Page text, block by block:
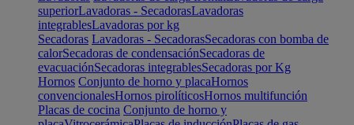
superiorLavadoras - SecadorasLavadoras
integrablesLavadoras por kg
Secadoras Lavadoras - SecadorasSecadoras con bomba de
calorSecadoras de condensaciónSecadoras de
evacuaciónSecadoras integrablesSecadoras por Kg
Hornos Conjunto de horno y placaHornos
convencionalesHornos pirolíticosHornos multifunción
Placas de cocina Conjunto de horno y